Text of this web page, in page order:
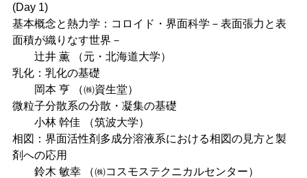
(Day 1)
基本概念と熱力学：コロイド・界面科学－表面張力と表
面積が織りなす世界－
辻井 薫 （元・北海道大学）
乳化：乳化の基礎
岡本 亨 （㈱資生堂）
微粒子分散系の分散・凝集の基礎
小林 幹佳 （筑波大学）
相図：界面活性剤多成分溶液系における相図の見方と製
剤への応用
鈴木 敏幸 （㈱コスモステクニカルセンター）